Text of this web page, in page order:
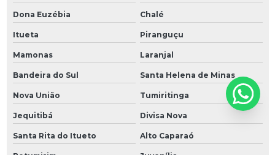
Dona Euzébia Chalé
Itueta Piranguçu
Mamonas Laranjal
Bandeira do Sul Santa Helena de Minas
Nova União Tumiritinga
Jequitibá Divisa Nova
Santa Rita do Itueto Alto Caparaó